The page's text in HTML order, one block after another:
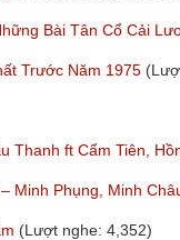
Bài Tân Cổ Cải
Trước Năm 1975
Thanh ft Cẩm Tiên,
Minh Phụng, Minh
(Lượt nghe: 4,352)